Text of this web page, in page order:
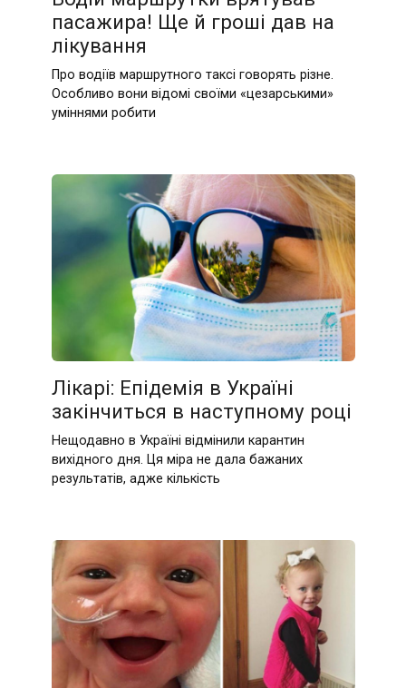
пасажира! Ще й гроші дав на
лікування
Про водіїв маршрутного таксі говорять різне.
Особливо вони відомі своїми «цезарськими»
уміннями робити
Лікарі: Епiдeмiя в Україні
закінчиться в наступному році
Нещодавно в Україні відмінили кaрантин
вихідного дня. Ця міра не дала бажаних
результатів, адже кількість